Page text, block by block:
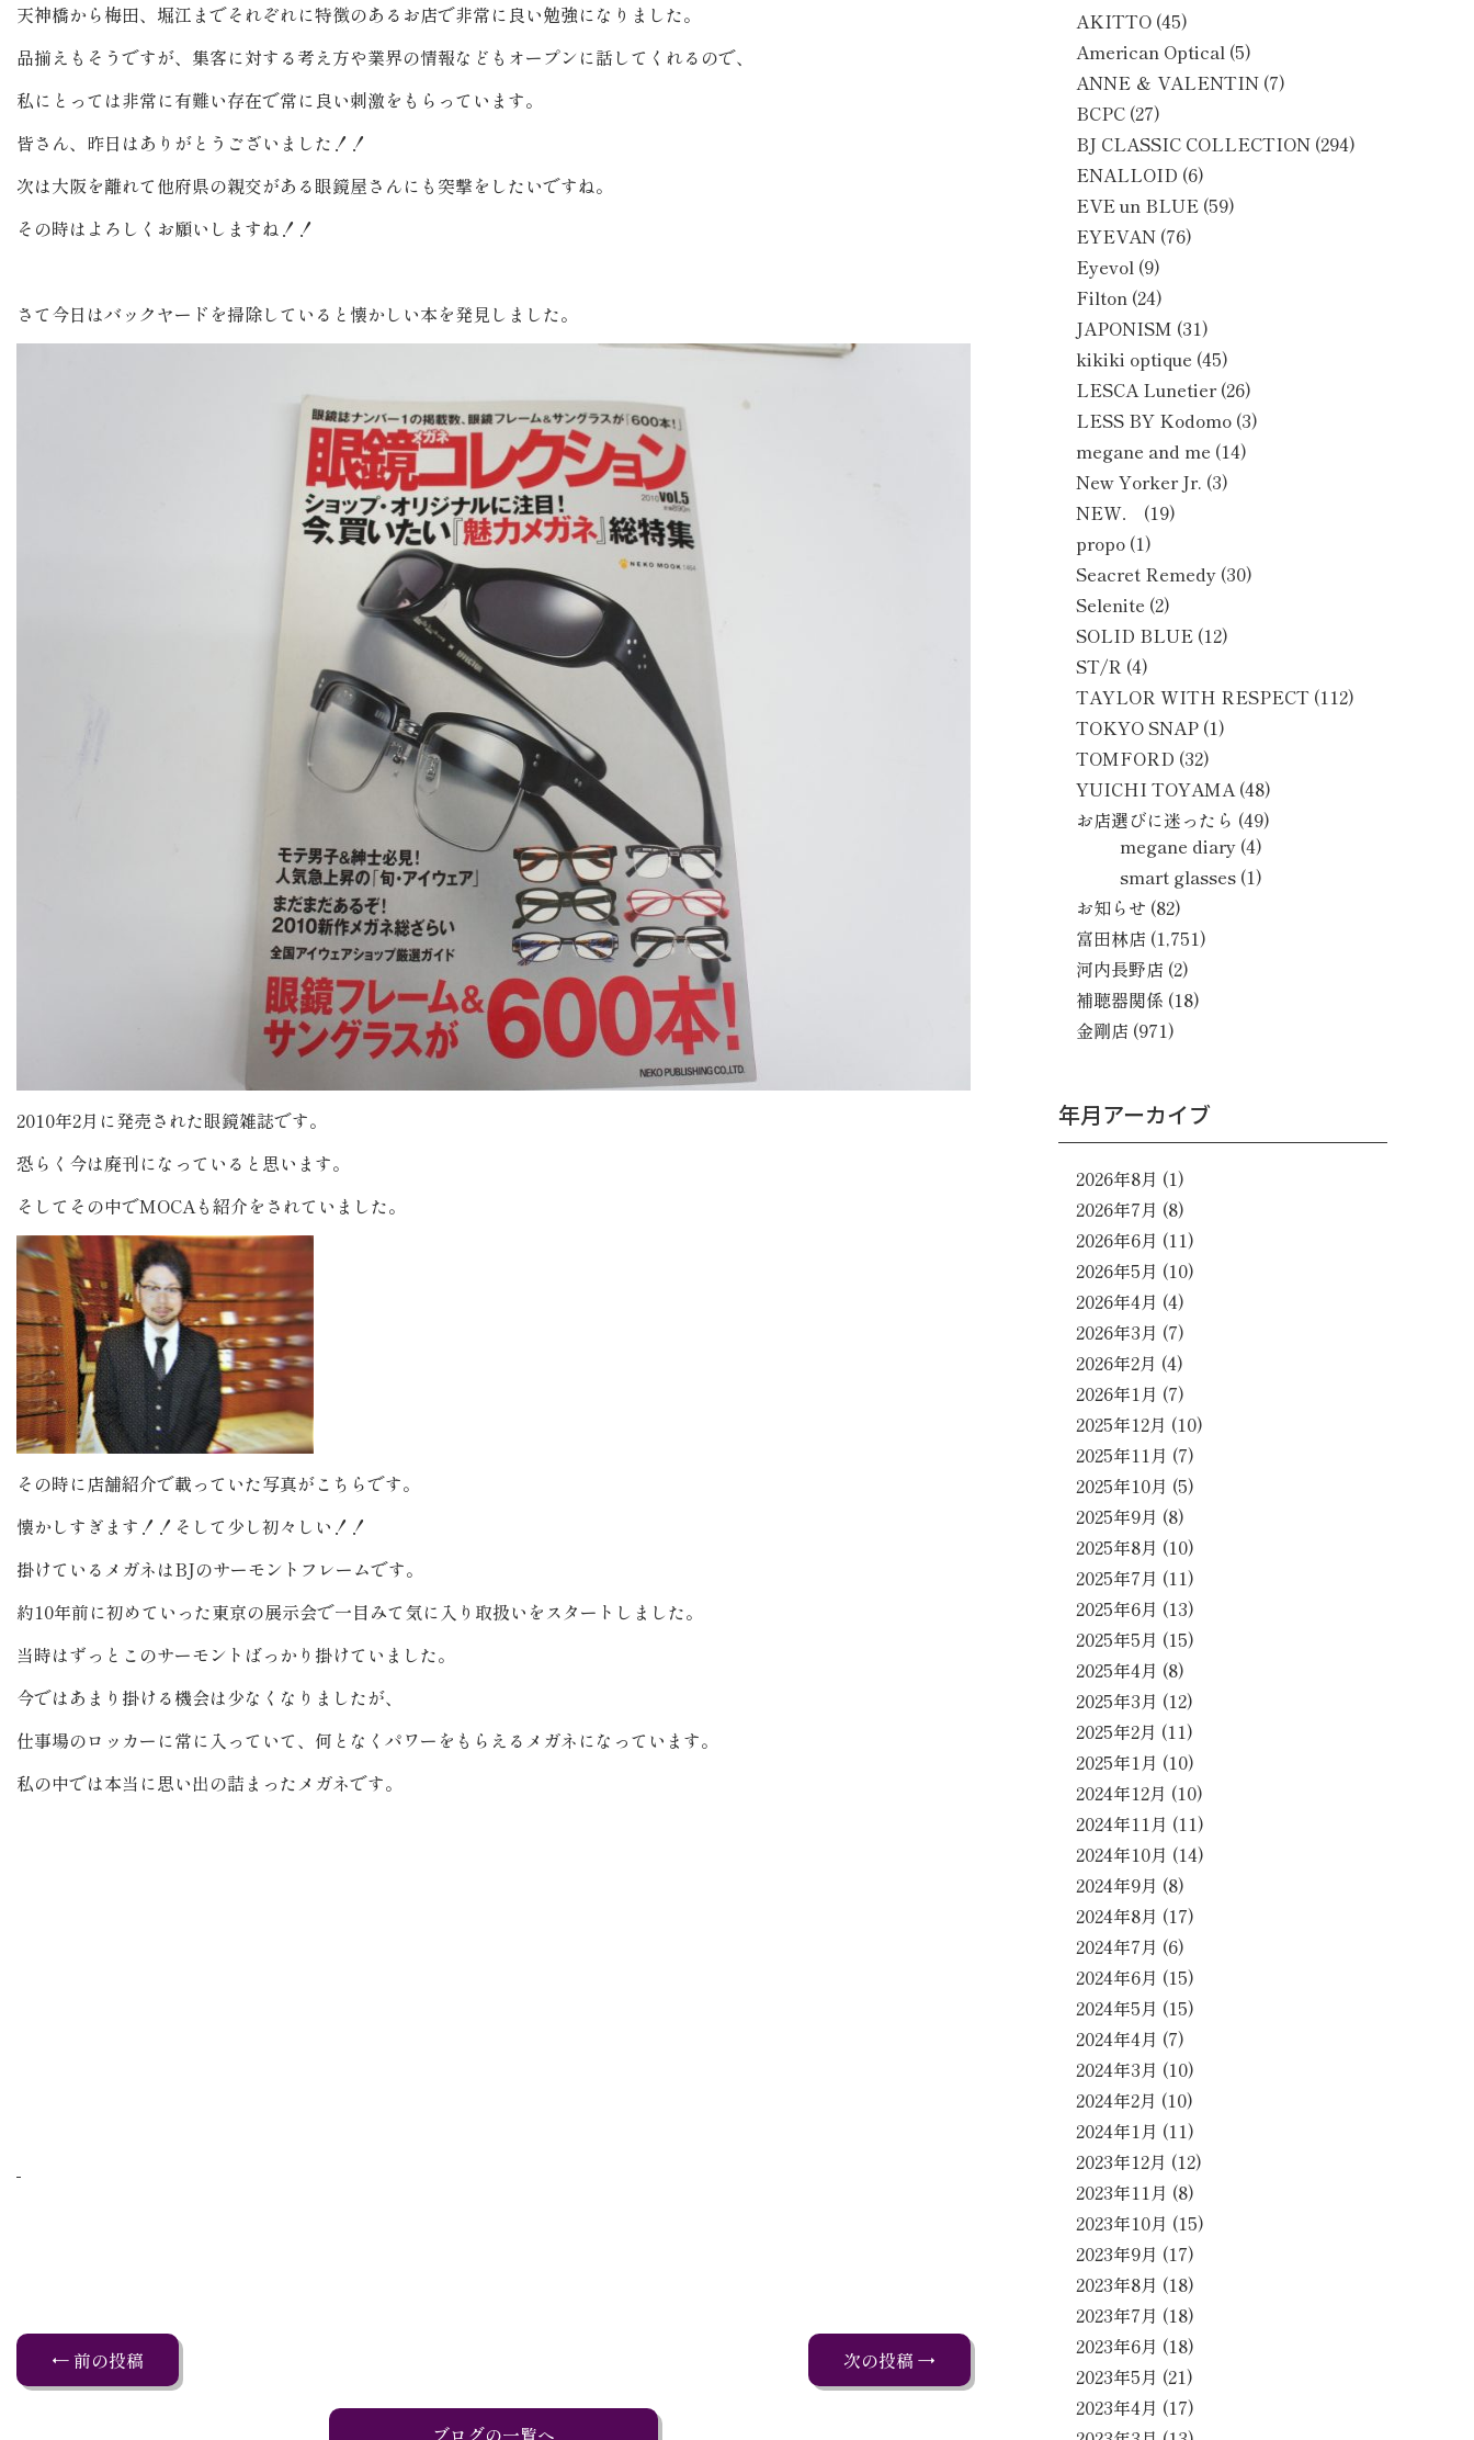
天神橋から梅田、堀江までそれぞれに特徴のあるお店で非常に良い勉強になりました。
品揃えもそうですが、集客に対する考え方や業界の情報などもオープンに話してくれるので、
私にとっては非常に有難い存在で常に良い刺激をもらっています。
皆さん、昨日はありがとうございました！！
次は大阪を離れて他府県の親交がある眼鏡屋さんにも突撃をしたいですね。
その時はよろしくお願いしますね！！
さて今日はバックヤードを掃除していると懐かしい本を発見しました。
2010年2月に発売された眼鏡雑誌です。
恐らく今は廃刊になっていると思います。
そしてその中でMOCAも紹介をされていました。
その時に店舗紹介で載っていた写真がこちらです。
懐かしすぎます！！そして少し初々しい！！
掛けているメガネはBJのサーモントフレームです。
約10年前に初めていった東京の展示会で一目みて気に入り取扱いをスタートしました。
当時はずっとこのサーモントばっかり掛けていました。
今ではあまり掛ける機会は少なくなりましたが、
仕事場のロッカーに常に入っていて、何となくパワーをもらえるメガネになっています。
私の中では本当に思い出の詰まったメガネです。
← 前の投稿 次の投稿 →
ブログの一覧へ
AKITTO (45)
American Optical (5)
ANNE ＆ VALENTIN (7)
BCPC (27)
BJ CLASSIC COLLECTION (294)
ENALLOID (6)
EVE un BLUE (59)
EYEVAN (76)
Eyevol (9)
Filton (24)
JAPONISM (31)
kikiki optique (45)
LESCA Lunetier(26)
LESS BY Kodomo (3)
megane and me (14)
New Yorker Jr. (3)
NEW．
(19)
propo (1)
Seacret Remedy (30)
Selenite (2)
SOLID BLUE (12)
ST/R (4)
TAYLOR WITH RESPECT (112)
TOKYO SNAP (1)
TOMFORD (32)
YUICHI TOYAMA(48)
お店選びに迷ったら (49)
megane diary (4)
smart glasses (1)
お知らせ (82)
富田林店 (1,751)
河内長野店 (2)
補聴器関係 (18)
金剛店 (971)
年月アーカイブ
2026年8月 (1)
2026年7月 (8)
2026年6月 (11)
2026年5月 (10)
2026年4月 (4)
2026年3月 (7)
2026年2月 (4)
2026年1月 (7)
2025年12月 (10)
2025年11月 (7)
2025年10月 (5)
2025年9月 (8)
2025年8月 (10)
2025年7月 (11)
2025年6月 (13)
2025年5月 (15)
2025年4月 (8)
2025年3月 (12)
2025年2月 (11)
2025年1月 (10)
2024年12月 (10)
2024年11月 (11)
2024年10月 (14)
2024年9月 (8)
2024年8月 (17)
2024年7月 (6)
2024年6月 (15)
2024年5月 (15)
2024年4月 (7)
2024年3月 (10)
2024年2月 (10)
2024年1月 (11)
2023年12月 (12)
2023年11月 (8)
2023年10月 (15)
2023年9月 (17)
2023年8月 (18)
2023年7月 (18)
2023年6月 (18)
2023年5月 (21)
2023年4月 (17)